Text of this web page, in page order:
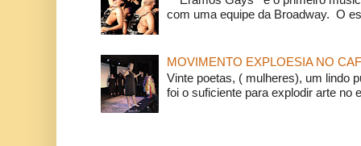
com uma equipe da Broadway. O
MOVIMENTO EXPLOESIA NO
Vinte poetas, ( mulheres), um lindo
foi o suficiente para explodir arte no